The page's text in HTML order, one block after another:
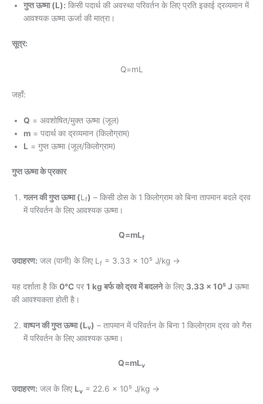
गुप्त ऊष्मा (L): किसी पदार्थ की अवस्था परिवर्तन के लिए प्रति इकाई द्रव्यमान में
आवश्यक ऊष्मा ऊर्जा की मात्रा।
सूत्र:
Q=mL
जहाँ:
Q = अवशोषित/मुक्त ऊष्मा (जूल)
m = पदार्थ का द्रव्यमान (किलोग्राम)
L = गुप्त ऊष्मा (जूल/किलोग्राम)
गुप्त ऊष्मा के प्रकार
गलन की गुप्त ऊष्मा (L f) – किसी ठोस के 1 किलोग्राम को बिना तापमान बदले द्रव
में परिवर्तन के लिए आवश्यक ऊष्मा।
Q=mLf
उदाहरण: जल (पानी) के लिए L f = 3.33 × 10⁵ J/kg →
यह दर्शाता है कि0°C पर 1 kg बर्फ को द्रव में बदलनेके लिए 3.33 × 10⁵ J ऊष्मा
की आवश्यकता होती है।
वाष्पन की गुप्त ऊष्मा (Lv) – तापमान में परिवर्तन के बिना 1 किलोग्राम द्रव को गैस
में परिवर्तन के लिए आवश्यक ऊष्मा।
Q=mLv
उदाहरण: जल के लिए Lv = 22.6 × 10⁵ J/kg →